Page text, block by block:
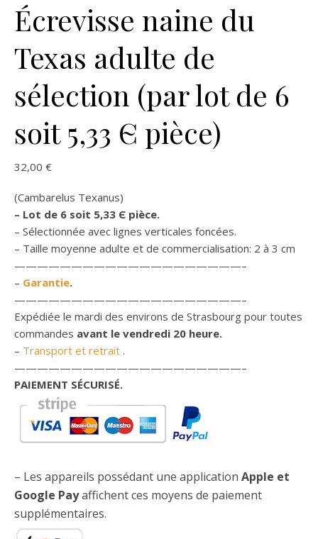
Écrevisse naine du
Texas adulte de
sélection (par lot de 6
soit 5,33 Є pièce)
32,00 €
(Cambarelus Texanus)
– Lot de 6 soit 5,33 Є pièce.
– Sélectionnée avec lignes verticales foncées.
– Taille moyenne adulte et de commercialisation: 2 à 3 cm
————————————————————–
– Garantie.
————————————————————–
Expédiée le mardi des environs de Strasbourg pour toutes
commandes avant le vendredi 20 heure.
– Transport et retrait .
————————————————————–
PAIEMENT SÉCURISÉ.
– Les appareils possédant une application Apple et
Google Payaffichent ces moyens de paiement
supplémentaires.